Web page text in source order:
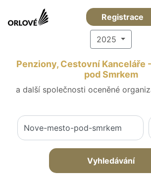
Registrace
2025
Penziony, Cestovní Kanceláře
pod Smrkem
a další společnosti oceněné
Vyhledávání